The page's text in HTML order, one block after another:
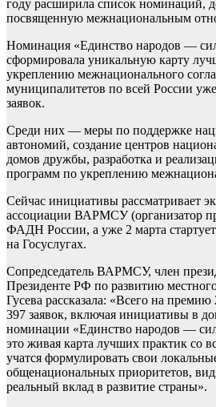
году расширила список номинаций,
посвященную межнациональным
Номинация «Единство народов —
сформировала уникальную карту
укреплению межнационального
муниципалитетов по всей России
заявок.
Среди них — меры по поддержке
автономий, создание центров
домов дружбы, разработка и
программ по укреплению
Сейчас инициативы рассматривает
ассоциации ВАРМСУ (организатор
ФАДН России, а уже 2 марта
на Госуслугах.
Сопредседатель ВАРМСУ, член
Президенте РФ по развитию
Гусева рассказала: «Всего на
397 заявок, включая инициативы в
номинации «Единство народов —
это живая карта лучших практик со
учатся формулировать свои
общенациональных приоритетов,
реальный вклад в развитие страны».